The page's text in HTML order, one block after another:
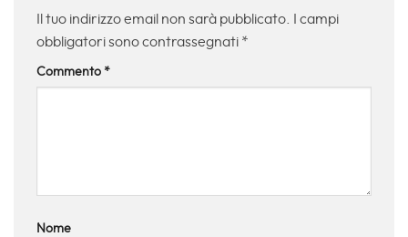
Il tuo indirizzo email non sarà pubblicato.
I campi
obbligatori sono contrassegnati *
Commento *
Nome